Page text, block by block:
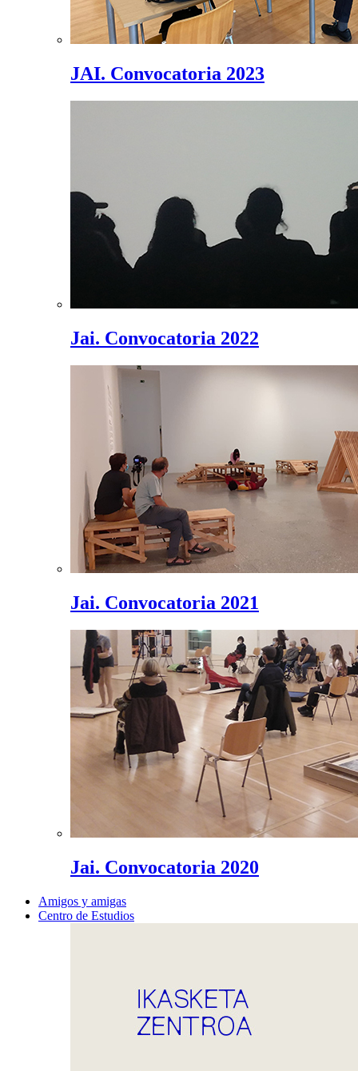
JAI. Convocatoria 2023
Jai. Convocatoria 2022
Jai. Convocatoria 2021
Jai. Convocatoria 2020
Amigos y amigas
Centro de Estudios